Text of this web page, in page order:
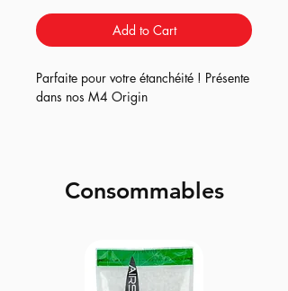
Add to Cart
Parfaite pour votre étanchéité ! Présente
dans nos M4 Origin
Consommables